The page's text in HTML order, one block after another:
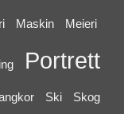
Maskin Meieri
Portrett
Ski Skog